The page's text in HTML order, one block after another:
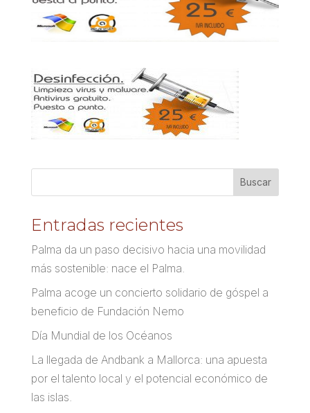
Entradas recientes
Palma da un paso decisivo hacia una movilidad
más sostenible: nace el Palma.
Palma acoge un concierto solidario de góspel a
beneficio de Fundación Nemo
Día Mundial de los Océanos
La llegada de Andbank a Mallorca: una apuesta
por el talento local y el potencial económico de
las islas.